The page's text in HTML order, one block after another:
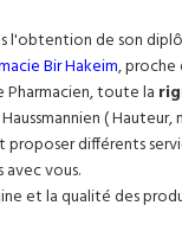
l'obtention de son
Bir Hakeim,
Pharmacien, toute la
( Hauteur,
proposer différents
vous.
et la qualité des